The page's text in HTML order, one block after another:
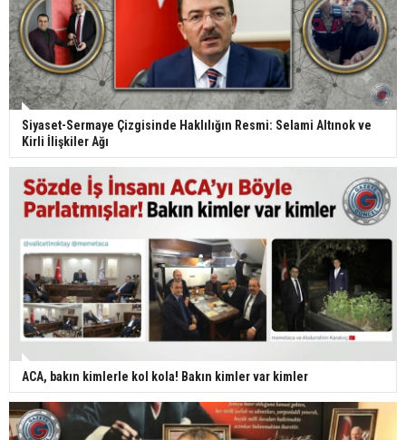
Siyaset-Sermaye Çizgisinde Haklılığın Resmi: Selami Altınok ve
Kirli İlişkiler Ağı
ACA, bakın kimlerle kol kola! Bakın kimler var kimler